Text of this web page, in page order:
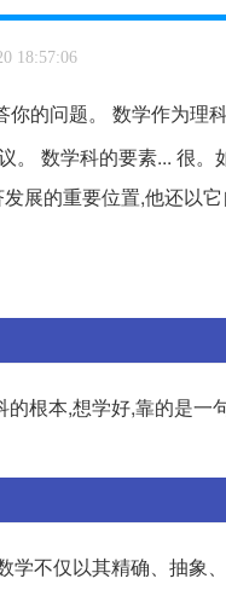
18:57:06
你的问题。 数学作为理
。 数学科的要素... 很。
展的重要位置,他还以
根本,想学好,靠的是
学不仅以其精确、抽象